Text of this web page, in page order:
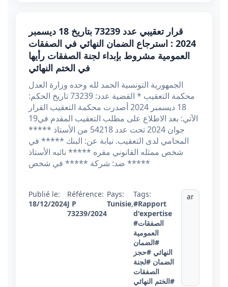
قرار تعقيبي عدد 73239 بتاريخ 18 ديسمبر
2024 : استرجاع الضمان النهائي في الصفقات
العمومية مشروط بإبداء لجنة الصفقات رأيها
في الختم النهائي
الجمهورية التونسية الحمد لله وحده وزارة العدل
محكمة التعقيب * القضية عدد: 73239 تاريخ الحكم:
18 ديسمبر 2024 أصدرت محكمة التعقيب القرار
الآتي: بعد الاطلاع على مطلب التعقيب المقدم في19
جوان 2024 تحت عدد 54218 من الأستاذ *****
المحامي لدى التعقيب. نيابة عن: البنك ***** في
شخص ممثله القانوني مقره ***** نائبه الأستاذ
***** ضد: شركة ***** في شخص
Publié le:
18/12/2024
Référence:
J P
73239/2024
Pays:
Tunisie,
Tags:
#Rapport
d'expertise
#الصفقات
العمومية
#الضمان
النهائي #حجز
الضمان #لجنة
الصفقات
#الختم النهائي
ar